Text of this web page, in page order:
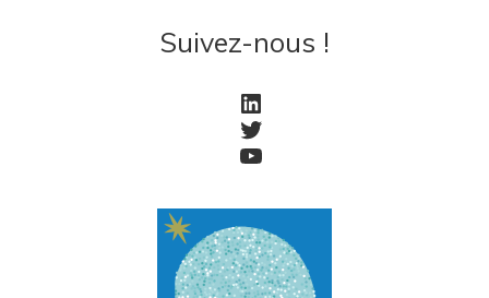
Suivez-nous !
LinkedIn
Twitter
YouTube
Accueil
Société
Notre équipe